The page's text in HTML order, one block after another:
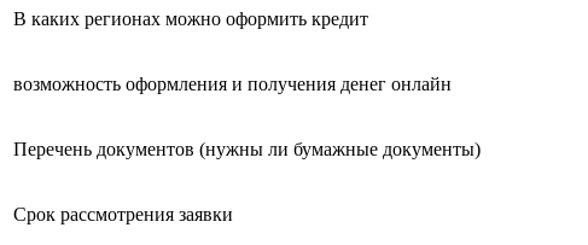
В каких регионах можно оформить кредит
возможность оформления и получения денег онлайн
Перечень документов (нужны ли бумажные документы)
Срок рассмотрения заявки